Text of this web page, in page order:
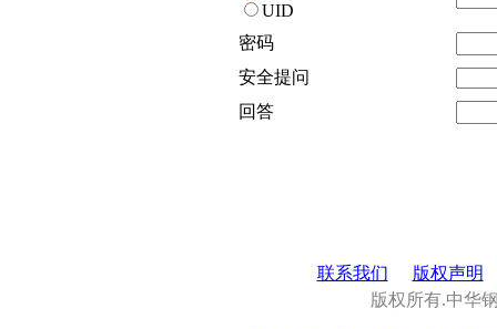
UID
密码
安全提问
回答
联系我们
版权声明
版权所有.中华